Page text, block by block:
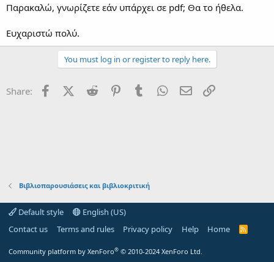
Παρακαλώ, γνωρίζετε εάν υπάρχει σε pdf; Θα το ήθελα.
Ευχαριστώ πολύ.
You must log in or register to reply here.
Share: FacebookX (Twitter)
Reddit PinterestTumblr WhatsApp
Email
Βιβλιοπαρουσιάσεις και βιβλιοκριτική
Default style
English (US)
Contact us
Terms and rules Privacy policy Help Home
R
Community platform by XenForo® © 2010-2024 XenForo Ltd.